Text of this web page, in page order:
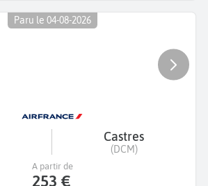
Paru le 04-08-2026
Castres
(DCM)
A partir de
253 €